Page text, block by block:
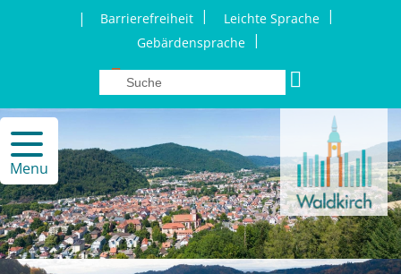
| Barrierefreiheit | Leichte Sprache |
Gebärdensprache |
Menu